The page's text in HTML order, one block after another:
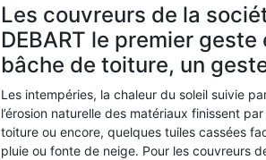
Les couvreurs de la
DEBART le premier
bâche de toiture, un
Les intempéries, la chaleur du soleil suivie
l’érosion naturelle des matériaux finissent
toiture ou encore, quelques tuiles cassées
pluie ou fonte de neige. Pour les couvreurs